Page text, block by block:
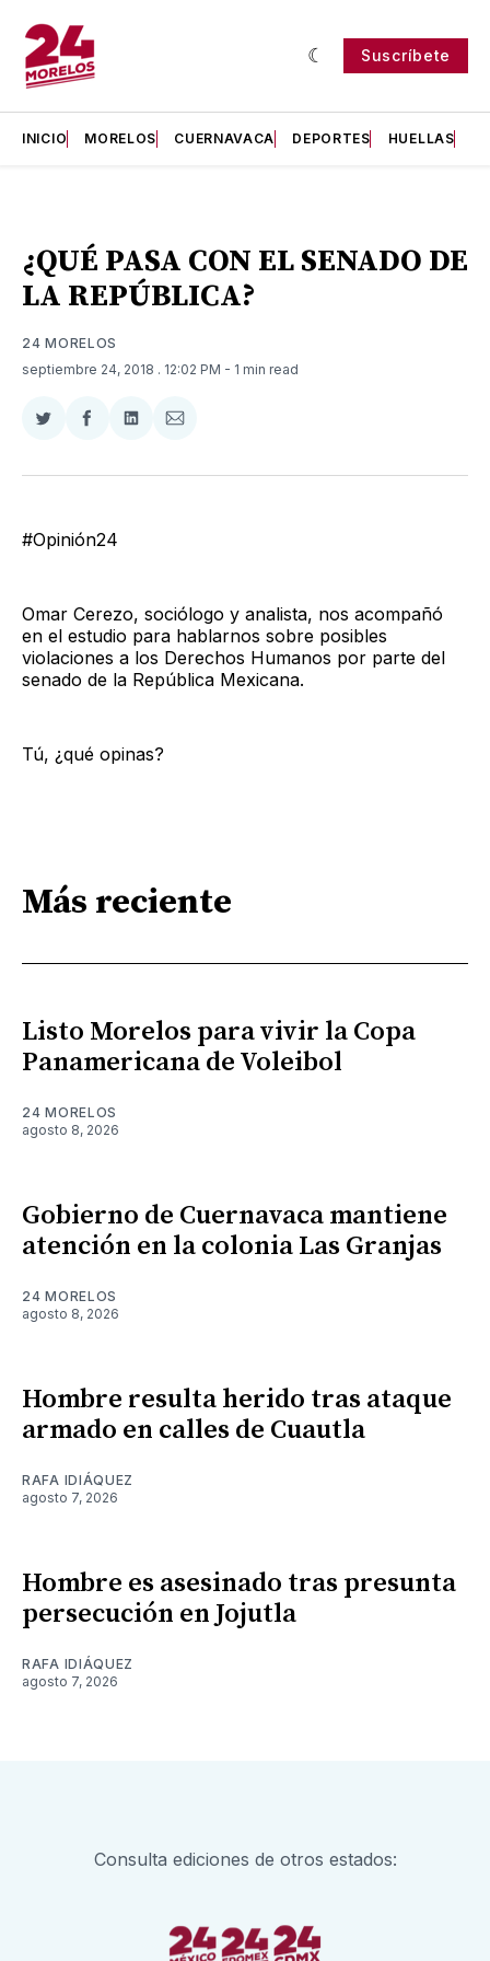
Suscríbete
INICIO MORELOS CUERNAVACA DEPORTES HUELLAS
¿QUÉ PASA CON EL SENADO DE
LA REPÚBLICA?
24 MORELOS
septiembre 24, 2018 . 12:02 PM - 1 min read
Compartir
Twitter
Compartir
Facebook
Compartir
LinkedIn
Compartir
Email
#Opinión24
Omar Cerezo, sociólogo y analista, nos acompañó
en el estudio para hablarnos sobre posibles
violaciones a los Derechos Humanos por parte del
senado de la República Mexicana.
Tú, ¿qué opinas?
Más reciente
Listo Morelos para vivir la Copa
Panamericana de Voleibol
24 MORELOS
agosto 8, 2026
Gobierno de Cuernavaca mantiene
atención en la colonia Las Granjas
24 MORELOS
agosto 8, 2026
Hombre resulta herido tras ataque
armado en calles de Cuautla
RAFA IDIÁQUEZ
agosto 7, 2026
Hombre es asesinado tras presunta
persecución en Jojutla
RAFA IDIÁQUEZ
agosto 7, 2026
Consulta ediciones de otros estados: